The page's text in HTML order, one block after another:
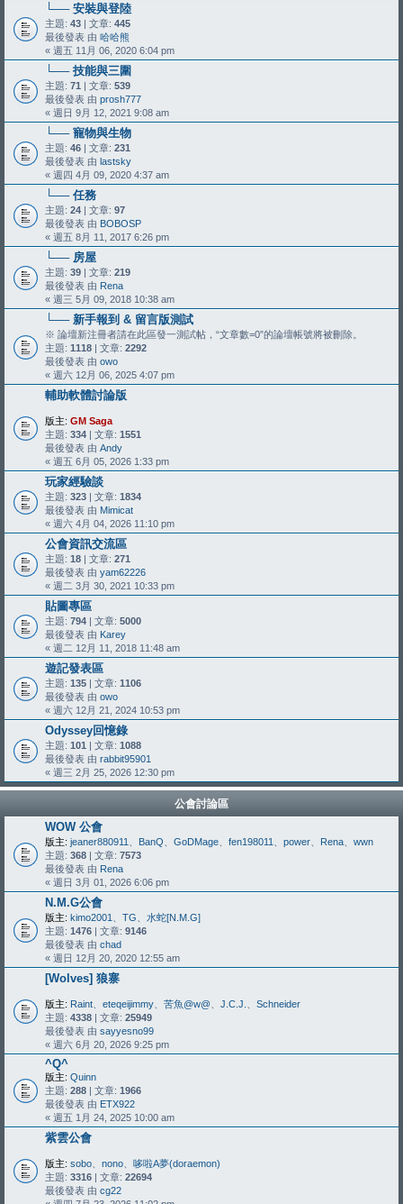
└── 安裝與登陸
主題: 43 | 文章: 445
最後發表 由 哈哈熊
« 週五 11月 06, 2020 6:04 pm
└── 技能與三圍
主題: 71 | 文章: 539
最後發表 由 prosh777
« 週日 9月 12, 2021 9:08 am
└── 寵物與生物
主題: 46 | 文章: 231
最後發表 由 lastsky
« 週四 4月 09, 2020 4:37 am
└── 任務
主題: 24 | 文章: 97
最後發表 由 BOBOSP
« 週五 8月 11, 2017 6:26 pm
└── 房屋
主題: 39 | 文章: 219
最後發表 由 Rena
« 週三 5月 09, 2018 10:38 am
└── 新手報到 & 留言版測試
※ 論壇新注冊者請在此區發一測試帖，“文章數=0”的論壇帳號將被刪除。
主題: 1118 | 文章: 2292
最後發表 由 owo
« 週六 12月 06, 2025 4:07 pm
輔助軟體討論版
版主: GM Saga
主題: 334 | 文章: 1551
最後發表 由 Andy
« 週五 6月 05, 2026 1:33 pm
玩家經驗談
主題: 323 | 文章: 1834
最後發表 由 Mimicat
« 週六 4月 04, 2026 11:10 pm
公會資訊交流區
主題: 18 | 文章: 271
最後發表 由 yam62226
« 週二 3月 30, 2021 10:33 pm
貼圖專區
主題: 794 | 文章: 5000
最後發表 由 Karey
« 週二 12月 11, 2018 11:48 am
遊記發表區
主題: 135 | 文章: 1106
最後發表 由 owo
« 週六 12月 21, 2024 10:53 pm
Odyssey回憶錄
主題: 101 | 文章: 1088
最後發表 由 rabbit95901
« 週三 2月 25, 2026 12:30 pm
公會討論區
WOW 公會
版主: jeaner880911 BanQ GoDMage fen198011 power Rena
wwn
主題: 368 | 文章: 7573
最後發表 由 Rena
« 週日 3月 01, 2026 6:06 pm
N.M.G公會
版主: kimo2001 TG
水蛇[N.M.G]
主題: 1476 | 文章: 9146
最後發表 由 chad
« 週日 12月 20, 2020 12:55 am
[Wolves] 狼寨
版主: Raint eteqeijimmy 苦魚@w@ J.C.J.
Schneider
主題: 4338 | 文章: 25949
最後發表 由 sayyesno99
« 週六 6月 20, 2026 9:25 pm
^Q^
版主: Quinn
主題: 288 | 文章: 1966
最後發表 由 ETX922
« 週五 1月 24, 2025 10:00 am
紫雲公會
版主: sobo nono
哆啦A夢(doraemon)
主題: 3316 | 文章: 22694
最後發表 由 cg22